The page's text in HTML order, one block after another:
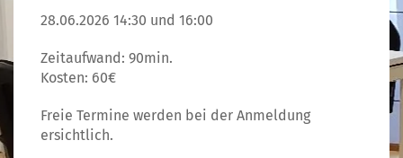
28.06.2026 14:30 und 16:00
Zeitaufwand: 90min.
Kosten: 60€
Freie Termine werden bei der Anmeldung
ersichtlich.